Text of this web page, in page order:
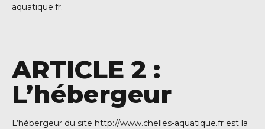
aquatique.fr.
ARTICLE 2 :
L’hébergeur
L’hébergeur du site http://www.chelles-aquatique.fr est la